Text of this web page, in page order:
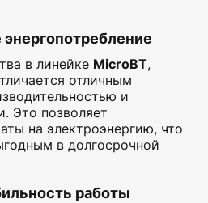
в линейке MicroBT,
отличным
и
Это позволяет
на электроэнергию, что
в долгосрочной
работы